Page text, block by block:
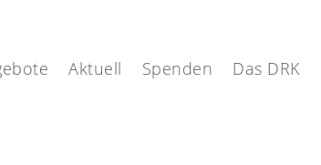
Aktuell Spenden Das DRK